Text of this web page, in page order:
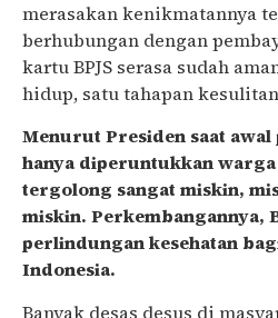
merasakan kenikmatannya
berhubungan dengan
kartu BPJS serasa sudah
hidup, satu tahapan
Menurut Presiden saat awal
hanya diperuntukkan
tergolong sangat miskin,
miskin. Perkembangannya,
perlindungan kesehatan
Indonesia.
Banyak desas desus di